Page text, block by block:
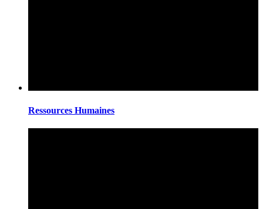
Ressources Humaines